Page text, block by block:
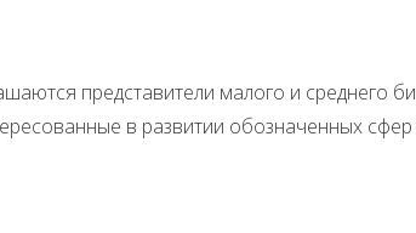
представители малого и среднего
в развитии обозначенных